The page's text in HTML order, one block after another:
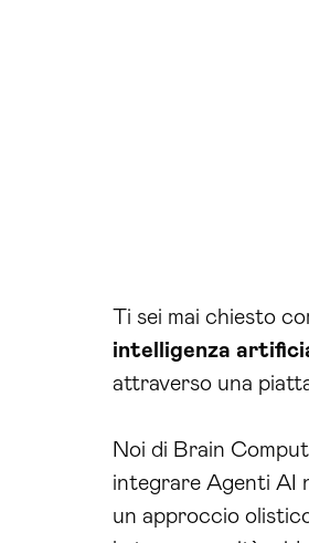
Ti sei mai chiesto
intelligenza
attraverso una
Noi di Brain
integrare Agenti AI
un approccio